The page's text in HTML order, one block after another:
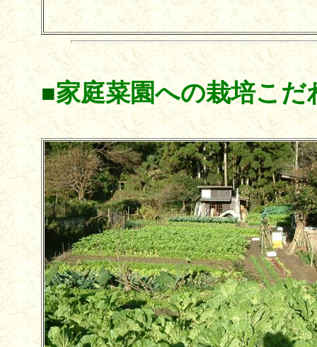
■家庭菜園への栽培こだ